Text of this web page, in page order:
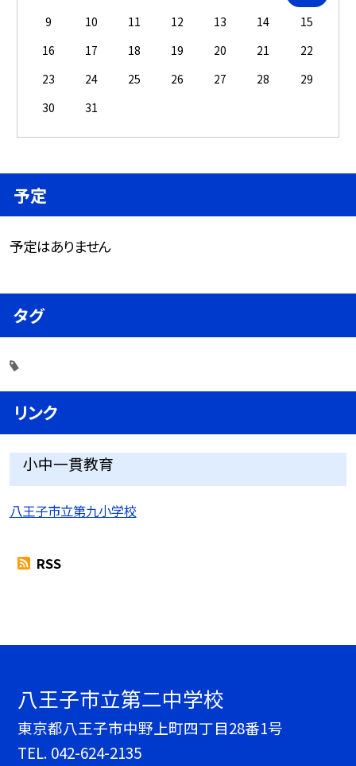
9
10 11 12 13 14
15
16
17 18 19 20 21
22
23
24 25 26 27 28
29
30
31
予定
予定はありません
タグ
リンク
小中一貫教育
八王子市立第九小学校
RSS
八王子市立第二中学校
東京都八王子市中野上町四丁目28番1号
TEL. 042-624-2135